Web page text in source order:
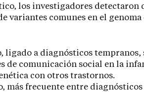
los investigadores detectaron
variantes comunes en el
ligado a diagnósticos tempranos,
de comunicación social en la
con otros trastornos.
más frecuente entre diagnósticos